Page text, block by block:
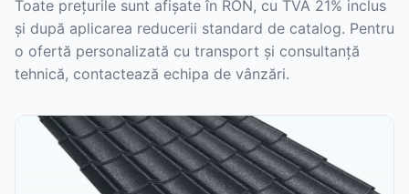
Toate prețurile sunt afișate în RON, cu TVA 21% inclus
și după aplicarea reducerii standard de catalog. Pentru
o ofertă personalizată cu transport și consultanță
tehnică, contactează echipa de vânzări.